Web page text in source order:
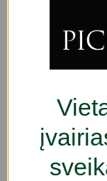
originalių
geriausiems
Bht